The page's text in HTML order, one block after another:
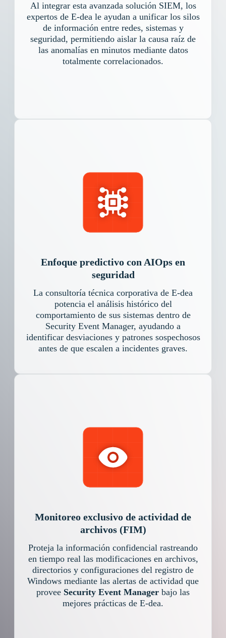
Al integrar esta avanzada solución SIEM, los
expertos de E-dea le ayudan a unificar los silos
de información entre redes, sistemas y
seguridad, permitiendo aislar la causa raíz de
las anomalías en minutos mediante datos
totalmente correlacionados.
Enfoque predictivo con AIOps en
seguridad
La consultoría técnica corporativa de E-dea
potencia el análisis histórico del
comportamiento de sus sistemas dentro de
Security Event Manager, ayudando a
identificar desviaciones y patrones sospechosos
antes de que escalen a incidentes graves.
Monitoreo exclusivo de actividad de
archivos (FIM)
Proteja la información confidencial rastreando
en tiempo real las modificaciones en archivos,
directorios y configuraciones del registro de
Windows mediante las alertas de actividad que
provee Security Event Manager bajo las
mejores prácticas de E-dea.